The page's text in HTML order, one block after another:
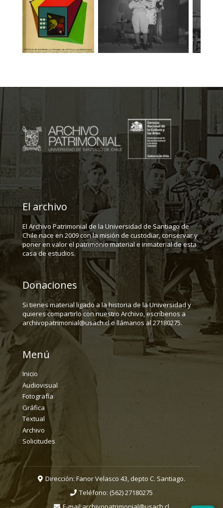
El archivo
El Archivo Patrimonial de la Universidad de Santiago de
Chile nace en 2009 con la misión de custodiar, conservar y
poner en valor el patrimonio material e inmaterial de esta
casa de estudios.
Donaciones
Si tienes material ligado a la historia de la Universidad y
quieres compartirlo con nuestro Archivo, escríbenos a
archivopatrimonial@usach.cl o llámanos al 27180275.
Menú
Inicio
Audiovisual
Fotografía
Gráfica
Textual
Archivo
Solicitudes
Dirección: Fanor Velasco 43, depto C. Santiago.
Teléfono: (562) 27180275